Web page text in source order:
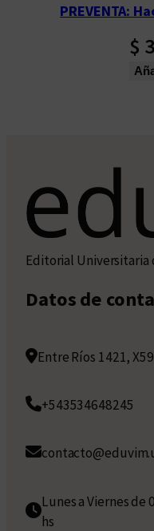
PREVENTA:
$
Editorial Universitaria
Datos de
Entre Ríos 1421,
+543534648245
Lunes a Viernes de
hs